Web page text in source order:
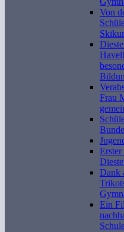
Von
Frau
Dank
Ein